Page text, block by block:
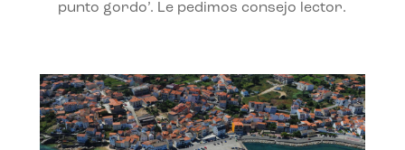
punto gordo’. Le pedimos consejo lector.